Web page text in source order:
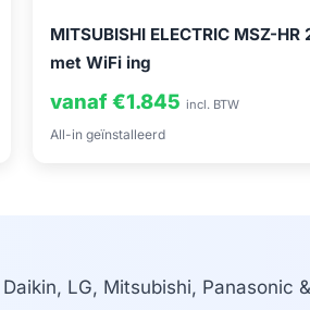
MITSUBISHI ELECTRIC MSZ-HR
met WiFi ing
vanaf €1.845 incl. BTW
All-in geïnstalleerd
Daikin, LG, Mitsubishi, Panasonic